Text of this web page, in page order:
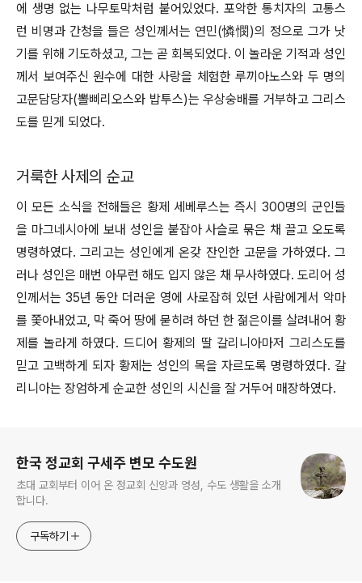
에 생명 없는 나무토막처럼 붙어있었다. 포악한 통치자의 고통스
런 비명과 간청을 들은 성인께서는 연민(憐憫)의 정으로 그가 낫
기를 위해 기도하셨고, 그는 곧 회복되었다. 이 놀라운 기적과 성인
께서 보여주신 원수에 대한 사랑을 체험한 루끼아노스와 두 명의
고문담당자(뽈삐리오스와 밥투스)는 우상숭배를 거부하고 그리스
도를 믿게 되었다.
거룩한 사제의 순교
이 모든 소식을 전해들은 황제 세베루스는 즉시 300명의 군인들
을 마그네시아에 보내 성인을 붙잡아 사슬로 묶은 채 끌고 오도록
명령하였다. 그리고는 성인에게 온갖 잔인한 고문을 가하였다. 그
러나 성인은 매번 아무런 해도 입지 않은 채 무사하였다. 도리어 성
인께서는 35년 동안 더러운 영에 사로잡혀 있던 사람에게서 악마
를 쫓아내었고, 막 죽어 땅에 묻히려 하던 한 젊은이를 살려내어 황
제를 놀라게 하였다. 드디어 황제의 딸 갈리니아마저 그리스도를
믿고 고백하게 되자 황제는 성인의 목을 자르도록 명령하였다. 갈
리니아는 장엄하게 순교한 성인의 시신을 잘 거두어 매장하였다.
한국 정교회 구세주 변모 수도원
초대 교회부터 이어 온 정교회 신앙과 영성, 수도 생활을 소개
합니다.
구독하기